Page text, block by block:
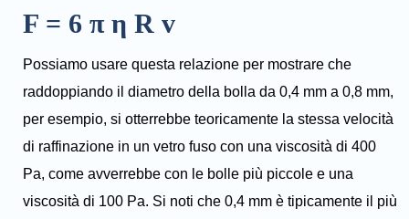
F = 6 π η R v
Possiamo usare questa relazione per mostrare che
raddoppiando il diametro della bolla da 0,4 mm a 0,8 mm,
per esempio, si otterrebbe teoricamente la stessa velocità
di raffinazione in un vetro fuso con una viscosità di 400
Pa, come avverrebbe con le bolle più piccole e una
viscosità di 100 Pa. Si noti che 0,4 mm è tipicamente il più